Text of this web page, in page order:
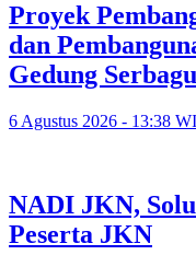
Proyek
dan
Gedung
6 Agustus 2026 - 13:38
NADI JKN,
Peserta JKN